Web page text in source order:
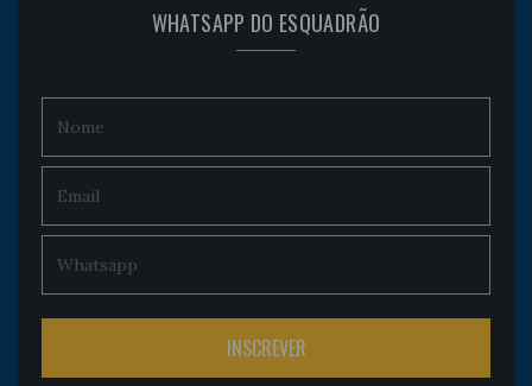
WHATSAPP DO ESQUADRÃO